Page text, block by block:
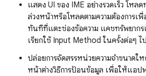
แสดง UI ของ IME อย่างรวดเร็ว โหล
ล่วงหน้าหรือโหลดตามความต้องการเ
ทันทีที่แตะช่องข้อความ แคชทรัพยากร
เรียกใช้ Input Method ในครั้งต่อๆ ไป
ปล่อยการจัดสรรหน่วยความจำขนาด
หน้าต่างวิธีการป้อนข้อมูล เพื่อให้แอป